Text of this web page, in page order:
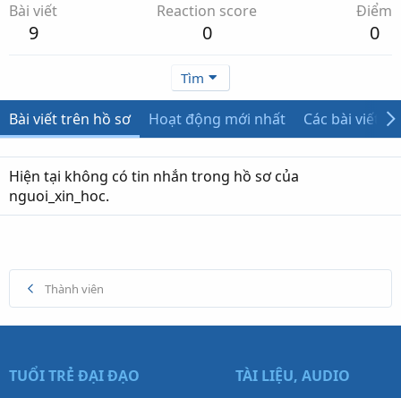
Bài viết
9
Reaction score
0
Điểm
0
Tìm
Bài viết trên hồ sơ Hoạt động mới nhất Các bài viết
Hiện tại không có tin nhắn trong hồ sơ của
nguoi_xin_hoc.
Thành viên
TUỔI TRẺ ĐẠI ĐẠO TÀI LIỆU, AUDIO